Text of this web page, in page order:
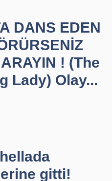
DANS EDEN
! (The
Lady) Olay...
gitti!